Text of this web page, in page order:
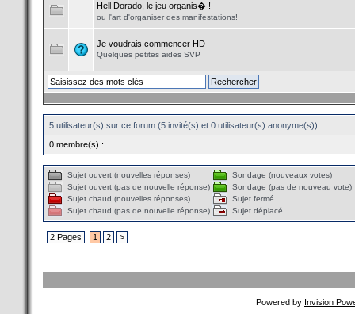
Hell Dorado, le jeu organis� !
ou l'art d'organiser des manifestations!
Je voudrais commencer HD
Quelques petites aides SVP
5 utilisateur(s) sur ce forum (5 invité(s) et 0 utilisateur(s) anonyme(s))
0 membre(s) :
Sujet ouvert (nouvelles réponses)
Sujet ouvert (pas de nouvelle réponse)
Sujet chaud (nouvelles réponses)
Sujet chaud (pas de nouvelle réponse)
Sondage (nouveaux votes)
Sondage (pas de nouveau vote)
Sujet fermé
Sujet déplacé
2 Pages 1 2 >
Powered by Invision